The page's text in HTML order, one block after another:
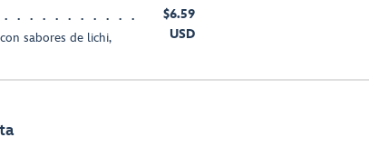
sabores de lichi,
$6.59
USD